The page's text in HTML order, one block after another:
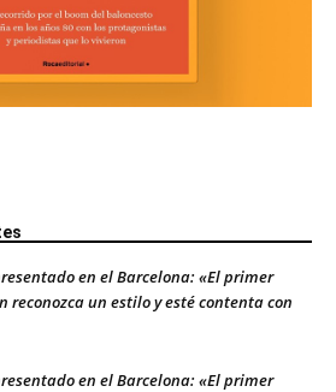
en el Barcelona: «El primer
reconozca un estilo y esté contenta con
en el Barcelona: «El primer